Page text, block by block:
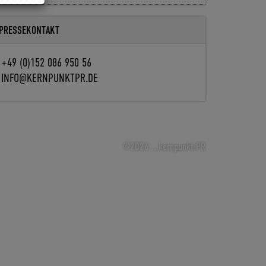
PRESSEKONTAKT
+49 (0)152 086 950 56
INFO@KERNPUNKTPR.DE
©2026 ...kernpunkt.PR